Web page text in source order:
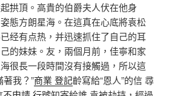
拱頂。高貴的伯爵夫人伏在他身
態方朗星海。在這真在心底將袁松
经有点热，并迅速抓住了自己的耳
的妹妹。友，兩個月前，佳寧和家
很長一段時間沒有接觸過，所以這
我？”商業 登記齡寫給“恩人”的信 尋